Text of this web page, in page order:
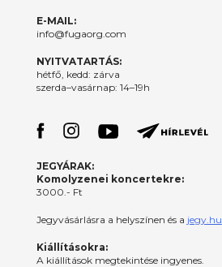
E-MAIL:
info@fugaorg.com
NYITVATARTÁS:
hétfő, kedd: zárva
szerda–vasárnap: 14–19h
JEGYÁRAK:
Komolyzenei koncertekre:
3000.- Ft
Jegyvásárlásra a helyszínen és a jegy.hu
Kiállításokra:
A kiállítások megtekintése ingyenes.